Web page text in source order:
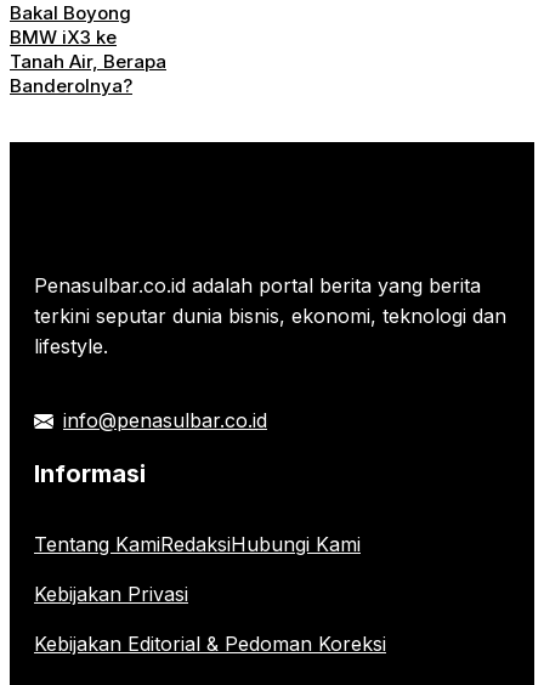
Bakal Boyong
BMW iX3 ke
Tanah Air, Berapa
Banderolnya?
Penasulbar.co.id adalah portal berita yang berita
terkini seputar dunia bisnis, ekonomi, teknologi dan
lifestyle.
info@penasulbar.co.id
Informasi
Tentang KamiRedaksiHubungi Kami
Kebijakan Privasi
Kebijakan Editorial & Pedoman Koreksi